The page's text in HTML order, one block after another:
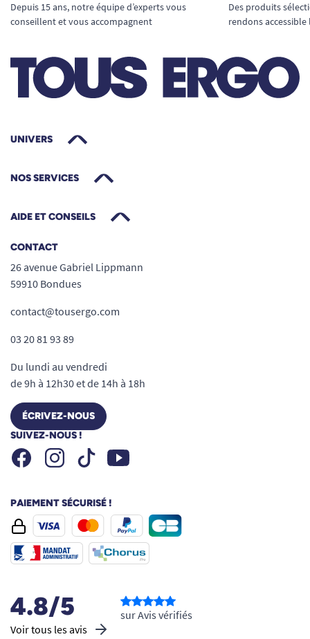
Depuis 15 ans, notre équipe d’experts vous
conseillent et vous accompagnent
Des produits
rendons
UNIVERS
NOS SERVICES
AIDE ET CONSEILS
CONTACT
26 avenue Gabriel Lippmann
59910 Bondues
contact@tousergo.com
03 20 81 93 89
Du lundi au vendredi
de 9h à 12h30 et de 14h à 18h
ÉCRIVEZ-NOUS
SUIVEZ-NOUS !
FacebookInstagramTiktok Youtube
PAIEMENT SÉCURISÉ !
4.8/5
Voir tous les avis
sur Avis vérifiés